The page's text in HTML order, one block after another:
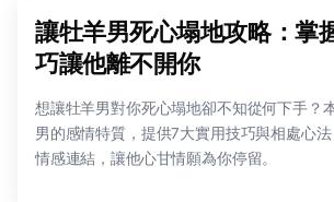
讓牡羊男死心塌地攻略：掌
巧讓他離不開你
想讓牡羊男對你死心塌地卻不知從何下手？
男的感情特質，提供7大實用技巧與相處心
情感連結，讓他心甘情願為你停留。